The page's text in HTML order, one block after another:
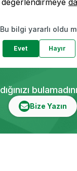
değerlendirmeye
Bu bilgi yararlı oldu
Evet Hayır
Bize Yazın